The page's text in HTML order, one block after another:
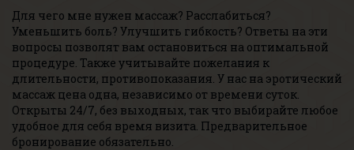
Для чего мне нужен массаж? Расслабиться?
Уменьшить боль? Улучшить гибкость? Ответы на эти
вопросы позволят вам остановиться на оптимальной
процедуре. Также учитывайте пожелания к
длительности, противопоказания. У нас на эротический
массаж цена одна, независимо от времени суток.
Открыты 24/7, без выходных, так что выбирайте любое
удобное для себя время визита. Предварительное
бронирование обязательно.